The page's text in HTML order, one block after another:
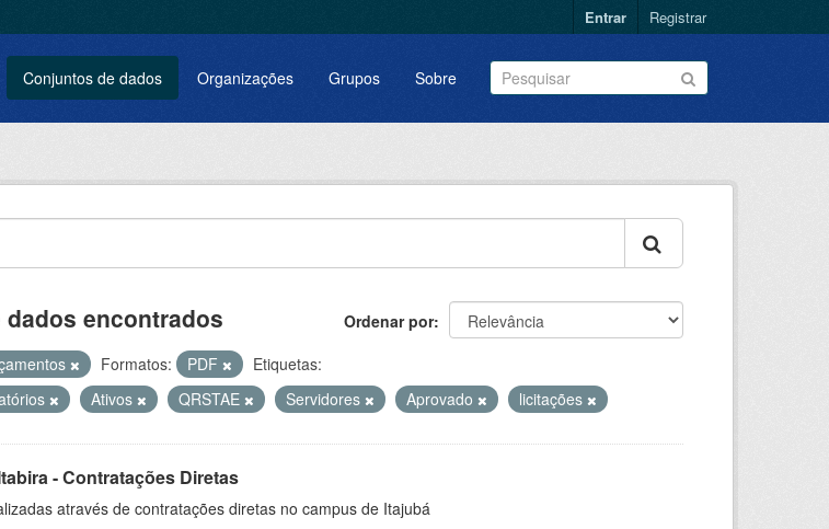
Entrar Registrar
Conjuntos de dados Organizações Grupos Sobre
Ordenar por
encontrados
Formatos: PDF
Etiquetas:
Ativos QRSTAE Servidores Aprovado licitações
- Contratações Diretas
através de contratações diretas no campus de Itajubá